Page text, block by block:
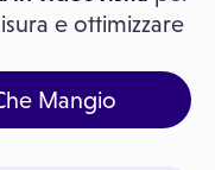
e ottimizzare
Mangio